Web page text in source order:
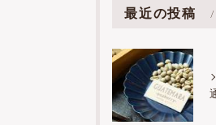
最近の投稿